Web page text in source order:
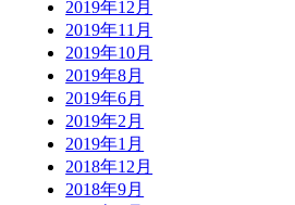
2019年12月
2019年11月
2019年10月
2019年8月
2019年6月
2019年2月
2019年1月
2018年12月
2018年9月